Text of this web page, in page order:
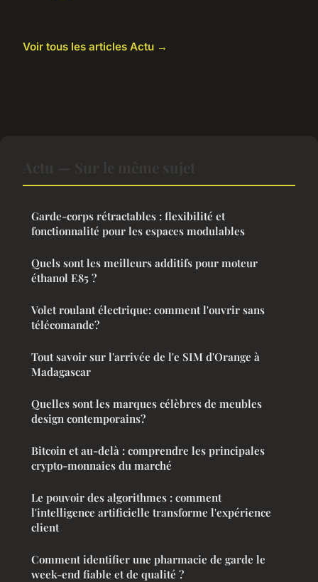
Voir tous les articles Actu →
Garde-corps rétractables : flexibilité et
fonctionnalité pour les espaces modulables
Quels sont les meilleurs additifs pour moteur
éthanol E85 ?
Volet roulant électrique: comment l'ouvrir sans
télécomande?
Tout savoir sur l'arrivée de l'e SIM d'Orange à
Madagascar
Quelles sont les marques célèbres de meubles
design contemporains?
Bitcoin et au-delà : comprendre les principales
crypto-monnaies du marché
Le pouvoir des algorithmes : comment
l'intelligence artificielle transforme l'expérience
client
Comment identifier une pharmacie de garde le
week-end fiable et de qualité ?